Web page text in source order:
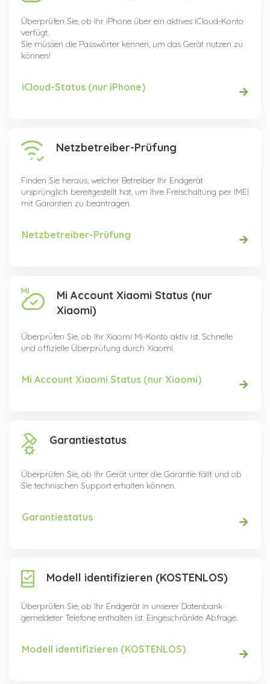
Überprüfen Sie, ob Ihr iPhone über ein aktives iCloud-Konto
verfügt.
Sie müssen die Passwörter kennen, um das Gerät nutzen zu
können!
iCloud-Status (nur iPhone)
Netzbetreiber-Prüfung
Finden Sie heraus, welcher Betreiber Ihr Endgerät
ursprünglich bereitgestellt hat, um Ihre Freischaltung per IMEI
mit Garantien zu beantragen.
Netzbetreiber-Prüfung
Mi Account Xiaomi Status (nur
Xiaomi)
Überprüfen Sie, ob Ihr Xiaomi Mi-Konto aktiv ist. Schnelle
und offizielle Überprüfung durch Xiaomi.
Mi Account Xiaomi Status (nur Xiaomi)
Garantiestatus
Überprüfen Sie, ob Ihr Gerät unter die Garantie fällt und ob
Sie technischen Support erhalten können.
Garantiestatus
Modell identifizieren (KOSTENLOS)
Überprüfen Sie, ob Ihr Endgerät in unserer Datenbank
gemeldeter Telefone enthalten ist. Eingeschränkte Abfrage.
Modell identifizieren (KOSTENLOS)